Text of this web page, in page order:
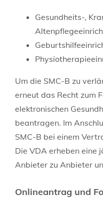
Gesundheits-,
Um die SMC-B zu
erneut das Recht zum
elektronischen
beantragen. Im
SMC-B bei einem
Die VDA erheben eine
Anbieter zu Anbieter
Onlineantrag und